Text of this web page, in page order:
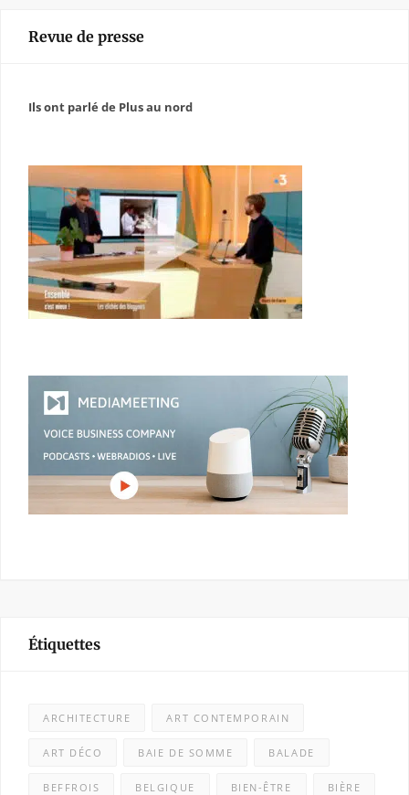
Revue de presse
Ils ont parlé de Plus au nord
Étiquettes
ARCHITECTURE ART CONTEMPORAIN
ART DÉCO BAIE DE SOMME BALADE
BEFFROIS BELGIQUE BIEN-ÊTRE BIÈRE